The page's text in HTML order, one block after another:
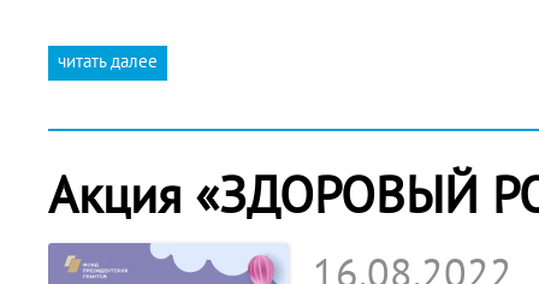
читать далее
Акция «ЗДОРОВЫЙ
16.08.2022